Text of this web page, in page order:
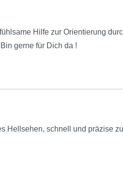
Hilfe zur Orientierung
gerne für Dich da !
Hellsehen, schnell und präzise